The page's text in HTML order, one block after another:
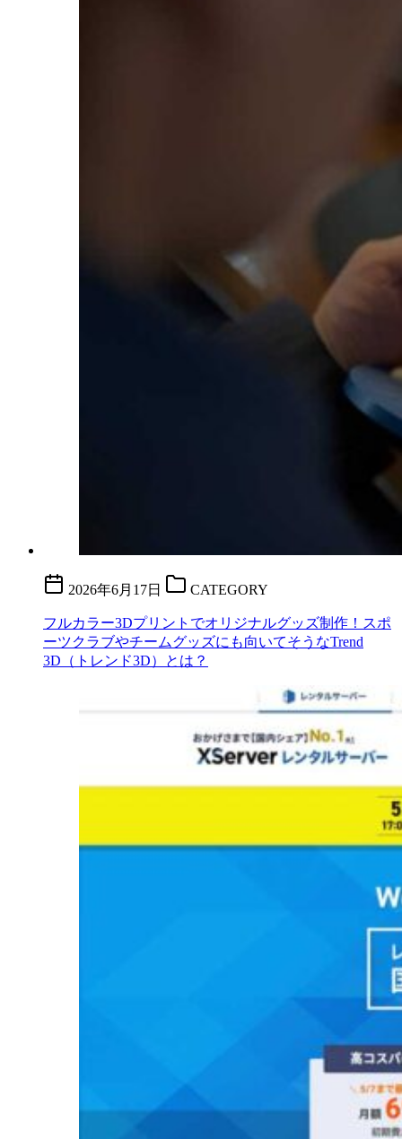
2026年6月17日 CATEGORY
フルカラー3Dプリントでオリジナルグッズ制作！スポ
ーツクラブやチームグッズにも向いてそうなTrend
3D（トレンド3D）とは？